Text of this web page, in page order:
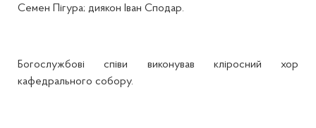
Семен Пігура; диякон Іван Сподар.
Богослужбові співи виконував кліросний хор
кафедрального собору.